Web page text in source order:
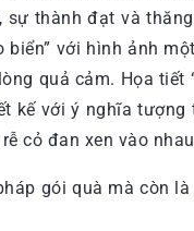
sự thành đạt và
biển” với hình ảnh
quả cảm. Họa
kế với ý nghĩa
cỏ đan xen vào
gói quà mà còn